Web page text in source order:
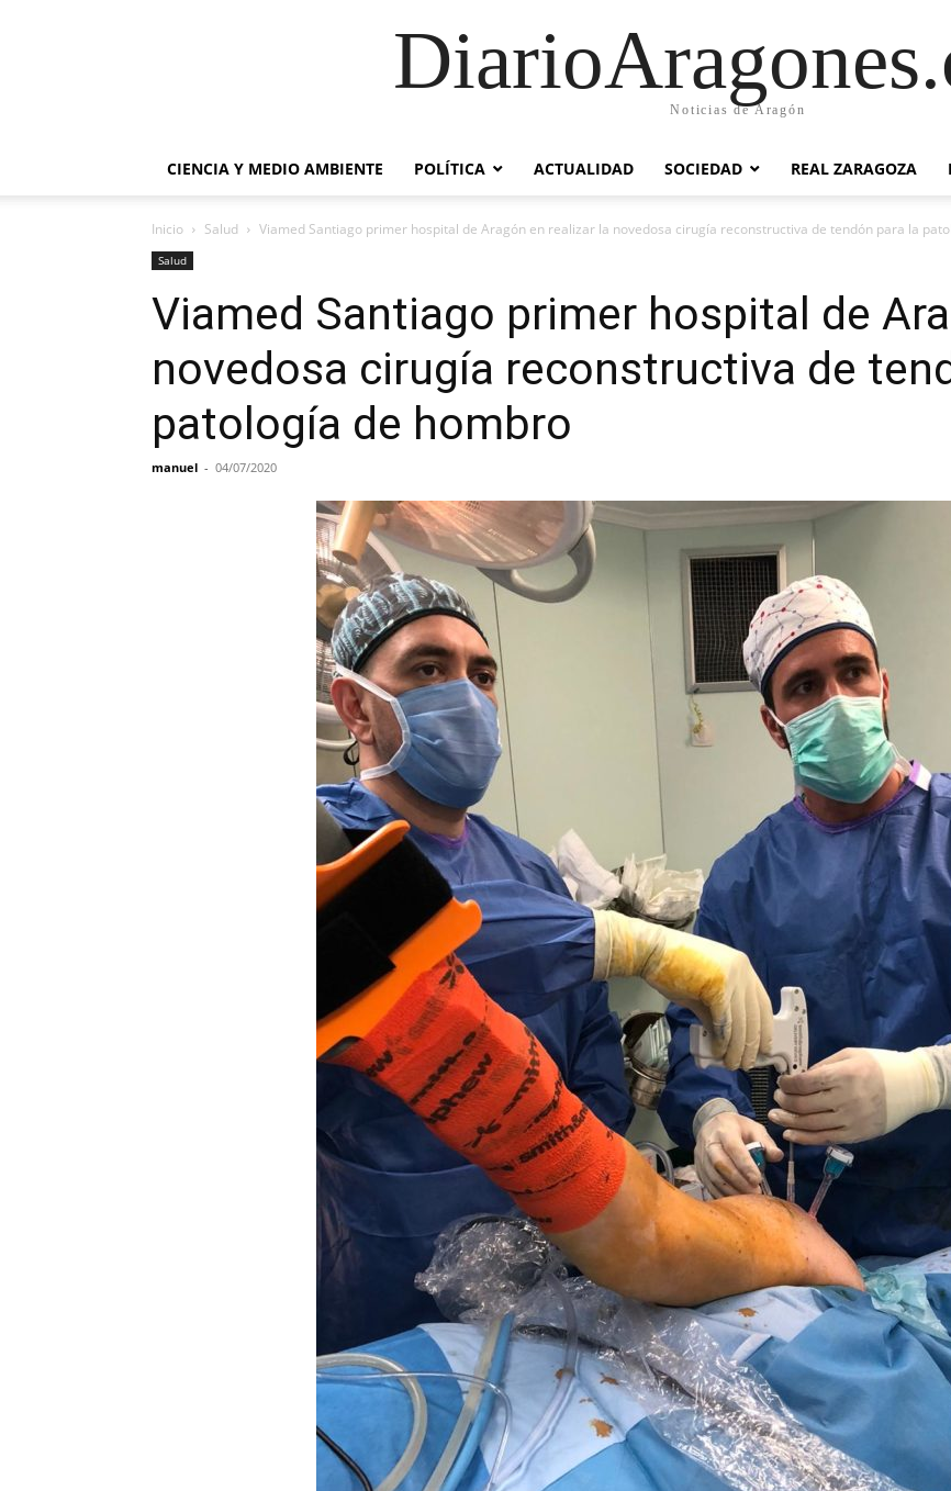
Noticias de Aragón
CIENCIA Y MEDIO AMBIENTE POLÍTICA ACTUALIDAD SOCIEDAD REAL ZARAGOZA
Inicio Salud Viamed Santiago primer hospital de Aragón en realizar la novedosa cirugía reconstructiva de tendón para la
Salud
Viamed Santiago primer hospital de
novedosa cirugía reconstructiva de
patología de hombro
manuel - 04/07/2020